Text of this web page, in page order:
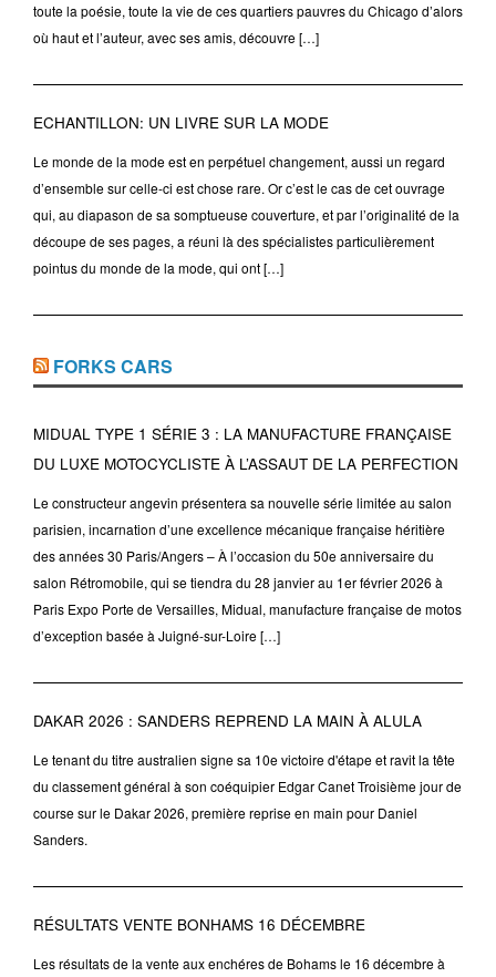
toute la poésie, toute la vie de ces quartiers pauvres du Chicago d’alors
où haut et l’auteur, avec ses amis, découvre […]
ECHANTILLON: UN LIVRE SUR LA MODE
Le monde de la mode est en perpétuel changement, aussi un regard
d’ensemble sur celle-ci est chose rare. Or c’est le cas de cet ouvrage
qui, au diapason de sa somptueuse couverture, et par l’originalité de la
découpe de ses pages, a réuni là des spécialistes particulièrement
pointus du monde de la mode, qui ont […]
FORKS CARS
MIDUAL TYPE 1 SÉRIE 3 : LA MANUFACTURE FRANÇAISE
DU LUXE MOTOCYCLISTE À L’ASSAUT DE LA PERFECTION
Le constructeur angevin présentera sa nouvelle série limitée au salon
parisien, incarnation d’une excellence mécanique française héritière
des années 30 Paris/Angers – À l’occasion du 50e anniversaire du
salon Rétromobile, qui se tiendra du 28 janvier au 1er février 2026 à
Paris Expo Porte de Versailles, Midual, manufacture française de motos
d’exception basée à Juigné-sur-Loire […]
DAKAR 2026 : SANDERS REPREND LA MAIN À ALULA
Le tenant du titre australien signe sa 10e victoire d'étape et ravit la tête
du classement général à son coéquipier Edgar Canet Troisième jour de
course sur le Dakar 2026, première reprise en main pour Daniel
Sanders.
RÉSULTATS VENTE BONHAMS 16 DÉCEMBRE
Les résultats de la vente aux enchéres de Bohams le 16 décembre à